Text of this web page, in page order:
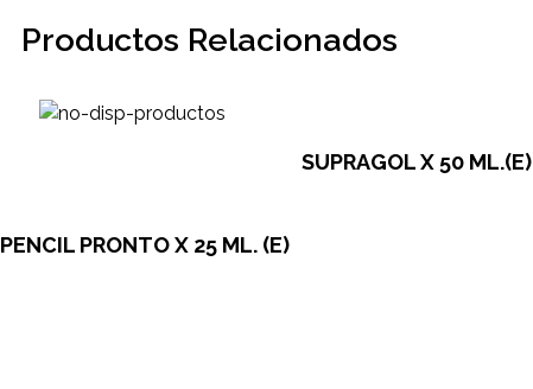
Productos Relacionados
SUPRAGOL X 50 ML.(E)
PENCIL PRONTO X 25 ML. (E)